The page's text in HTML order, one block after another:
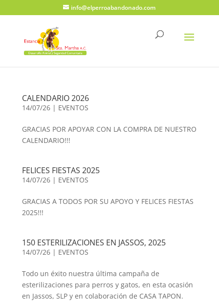
info@elperroabandonado.com
CALENDARIO 2026
14/07/26| EVENTOS
GRACIAS POR APOYAR CON LA COMPRA DE NUESTRO
CALENDARIO!!!
FELICES FIESTAS 2025
14/07/26| EVENTOS
GRACIAS A TODOS POR SU APOYO Y FELICES FIESTAS
2025!!!
150 ESTERILIZACIONES EN JASSOS, 2025
14/07/26| EVENTOS
Todo un éxito nuestra última campaña de
esterilizaciones para perros y gatos, en esta ocasión
en Jassos, SLP y en colaboración de CASA TAPON.